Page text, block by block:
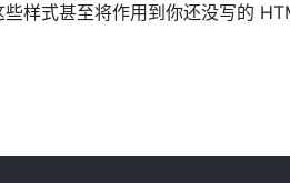
样式甚至将作用到你还没写的